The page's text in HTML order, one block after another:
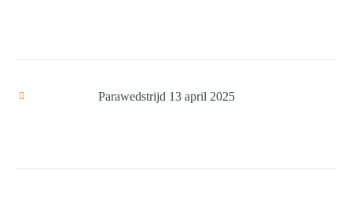
Parawedstrijd 13 april 2025